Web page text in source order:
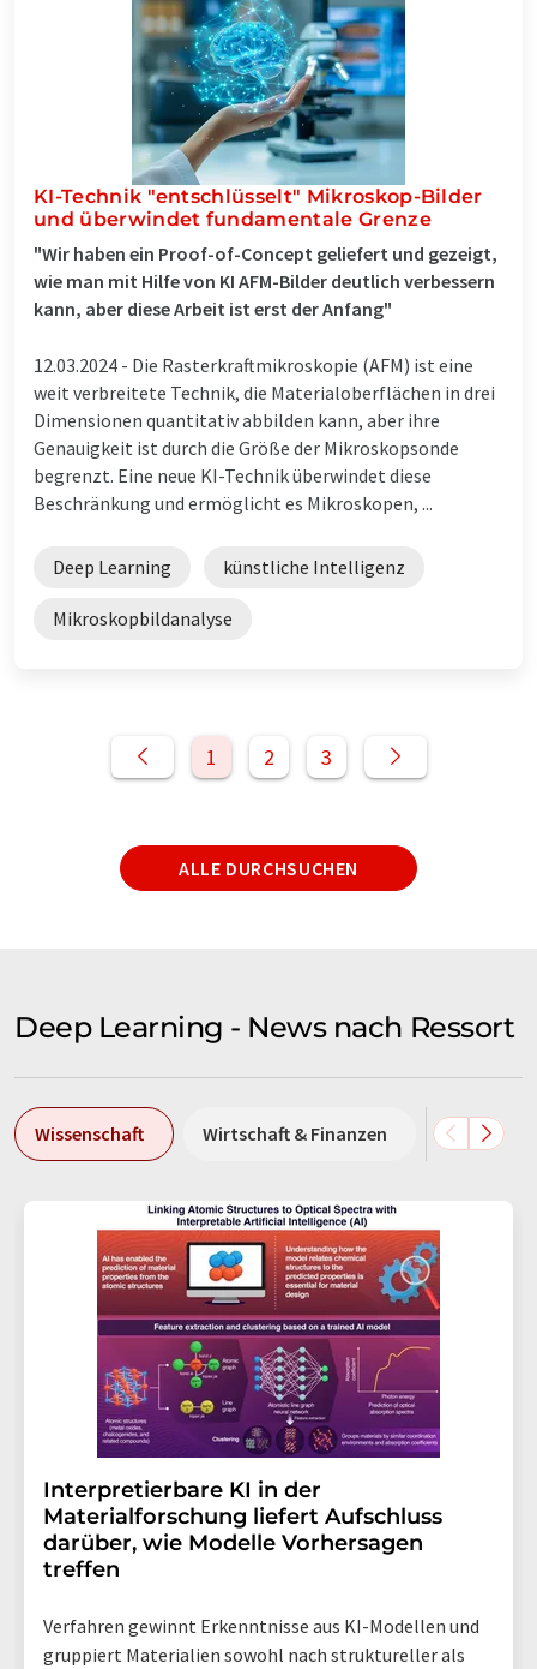
KI-Technik "entschlüsselt" Mikroskop-Bilder
und überwindet fundamentale Grenze
"Wir haben ein Proof-of-Concept geliefert und gezeigt,
wie man mit Hilfe von KI AFM-Bilder deutlich verbessern
kann, aber diese Arbeit ist erst der Anfang"
12.03.2024 - Die Rasterkraftmikroskopie (AFM) ist eine
weit verbreitete Technik, die Materialoberflächen in drei
Dimensionen quantitativ abbilden kann, aber ihre
Genauigkeit ist durch die Größe der Mikroskopsonde
begrenzt. Eine neue KI-Technik überwindet diese
Beschränkung und ermöglicht es Mikroskopen, ...
Deep Learning künstliche Intelligenz
Mikroskopbildanalyse
1 2 3
ALLE DURCHSUCHEN
Deep Learning - News nach Ressort
Wissenschaft Wirtschaft & Finanzen
Interpretierbare KI in der
Materialforschung liefert Aufschluss
darüber, wie Modelle Vorhersagen
treffen
Verfahren gewinnt Erkenntnisse aus KI-Modellen und
gruppiert Materialien sowohl nach struktureller als